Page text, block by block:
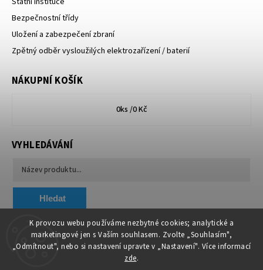
K provozu webu používáme nezbytné cookies; analytické a
marketingové jen s Vaším souhlasem. Zvolte „Souhlasím",
„Odmítnout", nebo si nastavení upravte v „Nastavení". Více informací
zde.
Bezpečnostní třídy
Uložení a zabezpečení zbraní
Zpětný odběr vysloužilých elektrozařízení / baterií
NÁKUPNÍ KOŠÍK
0ks /0 Kč
VYHLEDÁVÁNÍ
Hledat
Chytit a koupit VA & MA, s.r.o.